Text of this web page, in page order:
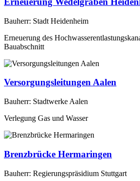
Bauherr: Stadt Heidenheim
Erneuerung des
Bauabschnitt
Versorgungsleitungen Aalen
Bauherr: Stadtwerke Aalen
Verlegung Gas und Wasser
Brenzbrücke Hermaringen
Bauherr: Regierungspräsidium Stuttgart